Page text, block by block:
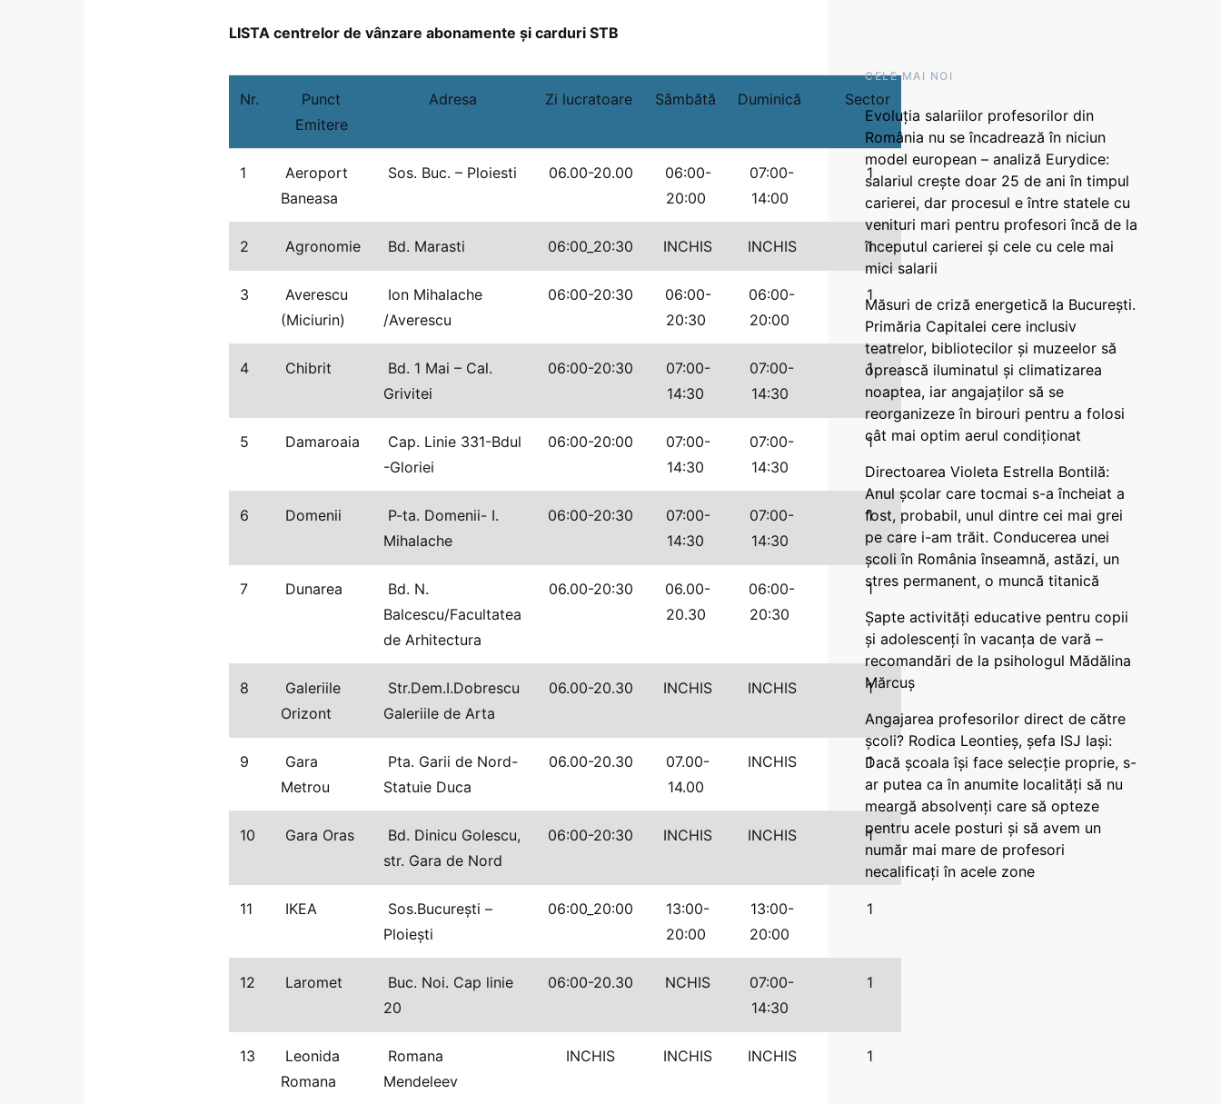
LISTA centrelor de vânzare abonamente și carduri STB
Nr.
Punct
Emitere
Adresa Zi lucratoare Sâmbătă Duminică Sector
1
Aeroport
Baneasa
Sos. Buc. – Ploiesti 06.00-20.00
06:00-
20:00
07:00-
14:00
1
2 Agronomie Bd. Marasti 06:00_20:30 INCHIS INCHIS 1
3
Averescu
(Miciurin)
Ion Mihalache
/Averescu
06:00-20:30
06:00-
20:30
06:00-
20:00
1
4 Chibrit
Bd. 1 Mai – Cal.
Grivitei
06:00-20:30
07:00-
14:30
07:00-
14:30
1
5 Damaroaia
Cap. Linie 331-Bdul
-Gloriei
06:00-20:00
07:00-
14:30
07:00-
14:30
1
6 Domenii
P-ta. Domenii- I.
Mihalache
06:00-20:30
07:00-
14:30
07:00-
14:30
1
7 Dunarea
Bd. N.
Balcescu/Facultatea
de Arhitectura
06.00-20:30
06.00-
20.30
06:00-
20:30
1
8
Galeriile
Orizont
Str.Dem.I.Dobrescu
Galeriile de Arta
06.00-20.30 INCHIS INCHIS 1
9
Gara
Metrou
Pta. Garii de Nord-
Statuie Duca
06.00-20.30
07.00-
14.00
INCHIS 1
10 Gara Oras
Bd. Dinicu Golescu,
str. Gara de Nord
06:00-20:30 INCHIS INCHIS 1
11 IKEA
Sos.Bucureşti –
Ploieşti
06:00_20:00
13:00-
20:00
13:00-
20:00
1
12 Laromet
Buc. Noi. Cap linie
20
06:00-20.30 NCHIS
07:00-
14:30
1
13
Leonida
Romana
Romana
Mendeleev
INCHIS INCHIS INCHIS 1
CELE MAI NOI
Evoluția salariilor profesorilor din
România nu se încadrează în niciun
model european – analiză Eurydice:
salariul crește doar 25 de ani în timpul
carierei, dar procesul e între statele cu
venituri mari pentru profesori încă de la
începutul carierei și cele cu cele mai
mici salarii
Măsuri de criză energetică la București.
Primăria Capitalei cere inclusiv
teatrelor, bibliotecilor și muzeelor să
oprească iluminatul și climatizarea
noaptea, iar angajaților să se
reorganizeze în birouri pentru a folosi
cât mai optim aerul condiționat
Directoarea Violeta Estrella Bontilă:
Anul școlar care tocmai s-a încheiat a
fost, probabil, unul dintre cei mai grei
pe care i-am trăit. Conducerea unei
școli în România înseamnă, astăzi, un
stres permanent, o muncă titanică
Șapte activități educative pentru copii
și adolescenți în vacanța de vară –
recomandări de la psihologul Mădălina
Mărcuș
Angajarea profesorilor direct de către
școli? Rodica Leontieș, șefa ISJ Iași:
Dacă școala își face selecție proprie, s-
ar putea ca în anumite localități să nu
meargă absolvenți care să opteze
pentru acele posturi și să avem un
număr mai mare de profesori
necalificați în acele zone